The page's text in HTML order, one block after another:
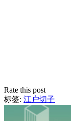
Rate this post
标签: 江户切子